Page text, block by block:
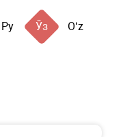
Ру Ўз Oʻz